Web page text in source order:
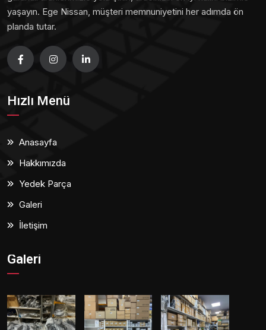
yaşayın. Ege Nissan, müşteri memnuniyetini her adımda ön
planda tutar.
Hızlı Menü
Anasayfa
Hakkımızda
Yedek Parça
Galeri
İletişim
Galeri